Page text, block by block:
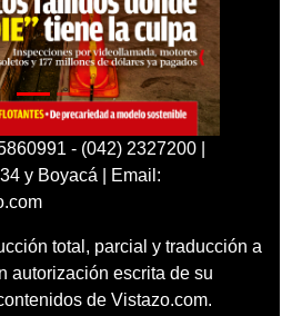
- (042) 2327200 |
y Boyacá | Email:
total, parcial y traducción a
autorización escrita de su
de Vistazo.com.